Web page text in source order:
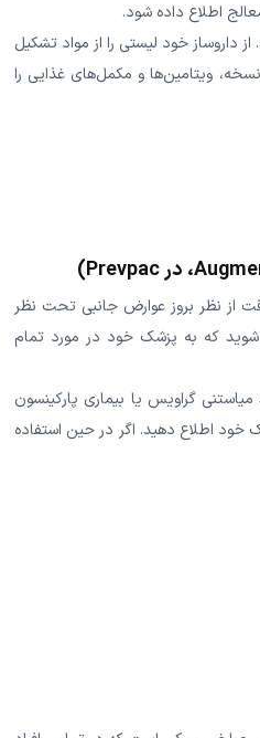
اطلاع داده شود.
داروساز خود لیستی را از مواد تشکیل
ویتامین‌ها و مکمل‌های غذایی را
از نظر بروز عوارض جانبی تحت نظر
شوید که به پزشک خود در مورد تمام
گراویس یا بیماری پارکینسون
خود اطلاع دهید. اگر در حین استفاده